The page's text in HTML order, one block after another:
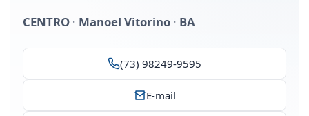
CENTRO · Manoel Vitorino · BA
(73) 98249-9595
E-mail